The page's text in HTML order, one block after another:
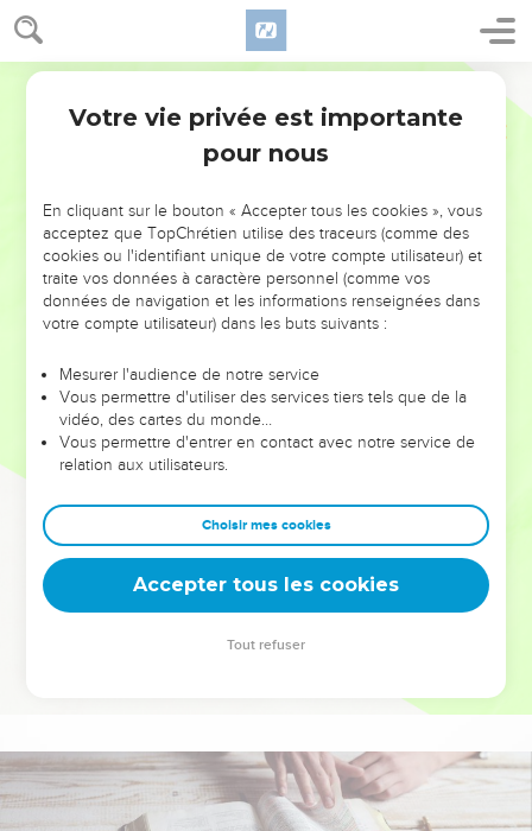
NE MANQUEZ PAS L’ÉVÉNEMENT
DE L’ANNÉE !
ET SI LEURS ERREURS POUVAIENT VOUS ÉVITER LES
VOTRES ?
leur foi ou leur vision. Mais on voit moins les doutes, les erreurs
et les saisons difficiles qu'ils ont traversés, alors même que ce
sont elles qui les ont façonnés.
Dans cette conférence, leaders, entrepreneurs, et responsables
clés pour avancer avec plus de sagesse afin que leurs erreurs
deviennent vos tremplins. Que vous guidiez un ministère, une
équipe, un groupe ou une famille, leur expérience est faite
Votre vie privée est importante
pour nous
En cliquant sur le bouton « Accepter tous les cookies », vous
acceptez que TopChrétien utilise des traceurs (comme des
cookies ou l'identifiant unique de votre compte utilisateur) et
traite vos données à caractère personnel (comme vos
données de navigation et les informations renseignées dans
votre compte utilisateur) dans les buts suivants :
Mesurer l'audience de notre service
Vous permettre d'utiliser des services tiers tels que de la
vidéo, des cartes du monde…
Vous permettre d'entrer en contact avec notre service de
relation aux utilisateurs.
Choisir mes cookies
Accepter tous les cookies
Tout refuser